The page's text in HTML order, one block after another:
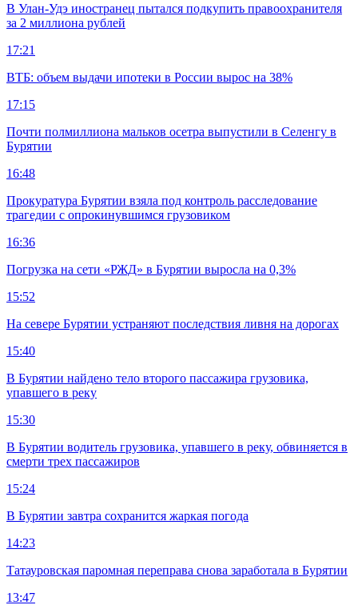
В Улан-Удэ иностранец пытался подкупить правоохранителя
за 2 миллиона рублей
17:21
ВТБ: объем выдачи ипотеки в России вырос на 38%
17:15
Почти полмиллиона мальков осетра выпустили в Селенгу в
Бурятии
16:48
Прокуратура Бурятии взяла под контроль расследование
трагедии с опрокинувшимся грузовиком
16:36
Погрузка на сети «РЖД» в Бурятии выросла на 0,3%
15:52
На севере Бурятии устраняют последствия ливня на дорогах
15:40
В Бурятии найдено тело второго пассажира грузовика,
упавшего в реку
15:30
В Бурятии водитель грузовика, упавшего в реку, обвиняется в
смерти трех пассажиров
15:24
В Бурятии завтра сохранится жаркая погода
14:23
Татауровская паромная переправа снова заработала в Бурятии
13:47